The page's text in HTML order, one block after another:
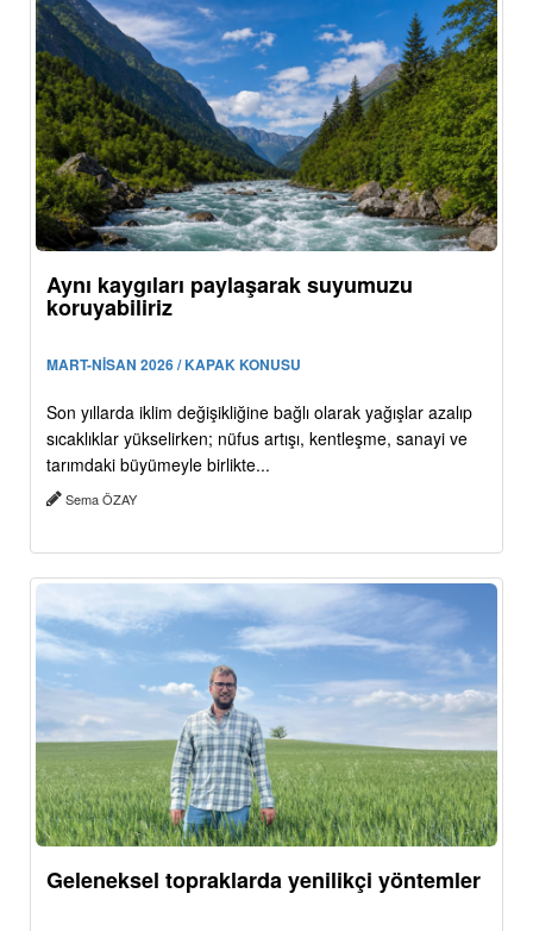
Aynı kaygıları paylaşarak suyumuzu
koruyabiliriz
MART-NİSAN 2026 / KAPAK KONUSU
Son yıllarda iklim değişikliğine bağlı olarak yağışlar azalıp
sıcaklıklar yükselirken; nüfus artışı, kentleşme, sanayi ve
tarımdaki büyümeyle birlikte...
Sema ÖZAY
Geleneksel topraklarda yenilikçi yöntemler